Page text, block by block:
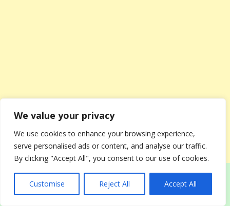
We value your privacy
We use cookies to enhance your browsing experience,
serve personalised ads or content, and analyse our traffic.
By clicking "Accept All", you consent to our use of cookies.
Customise Reject All Accept All
Максим приехал к Вере в половине седьмого.
Девушка сидела на диване, обняв колени, и